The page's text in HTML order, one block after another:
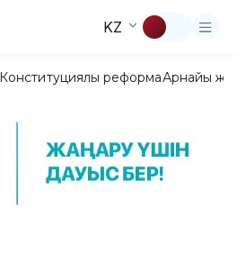
KZ
Конституциялық реформаАрнайы